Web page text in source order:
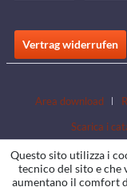
Vertrag widerrufen
Area download
Scarica i
Questo sito utilizza i
tecnico del sito e che
aumentano il comfort